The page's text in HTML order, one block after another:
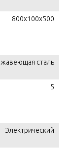
800х100х500
сталь
5
Электрический